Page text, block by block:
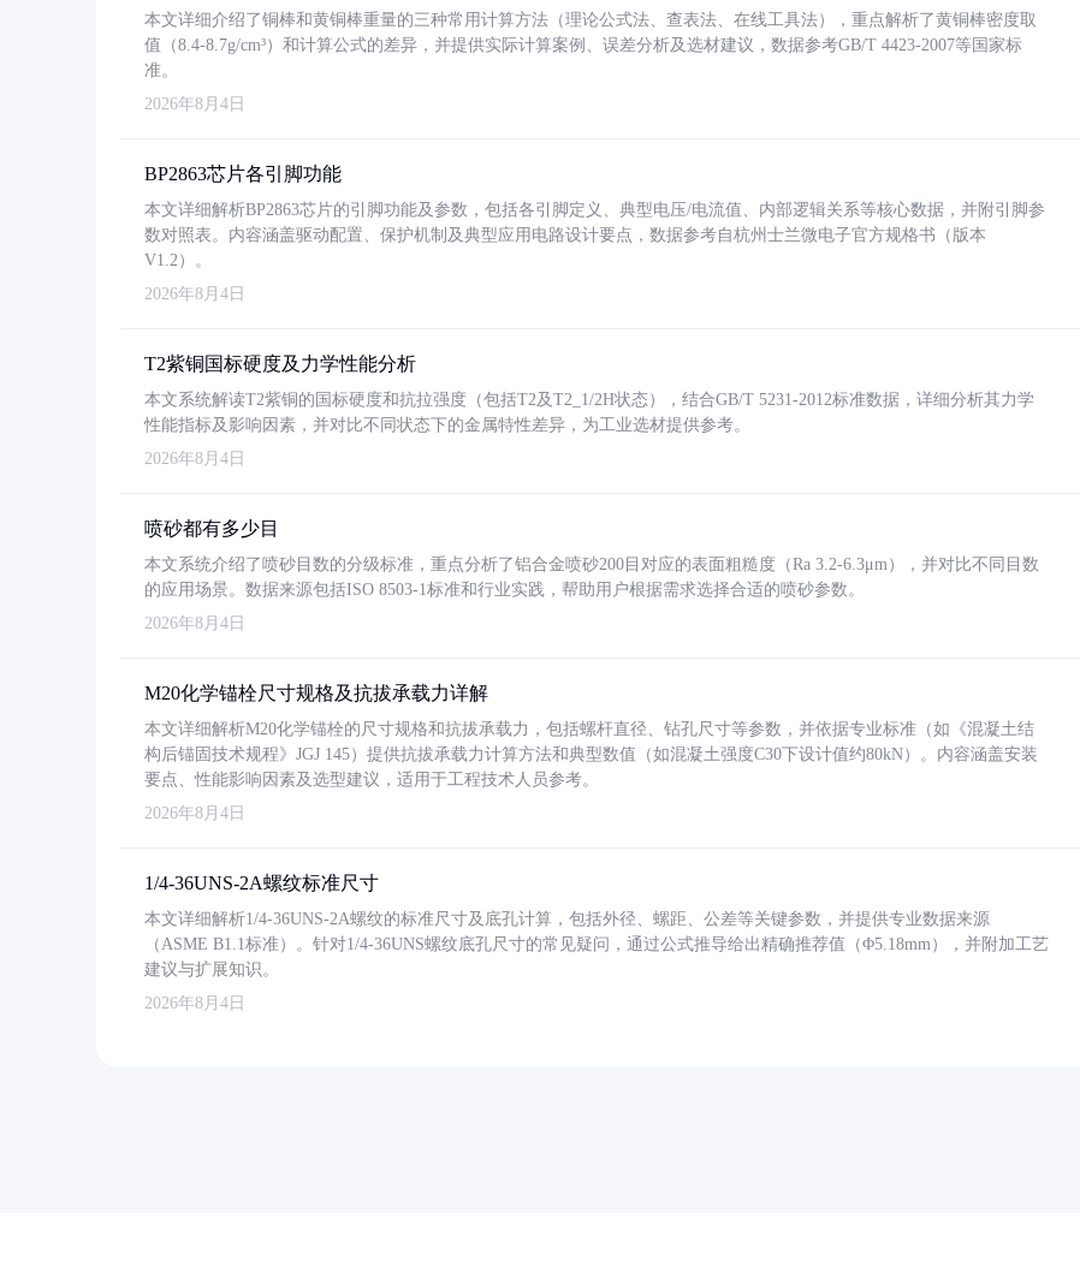
本文详细介绍了铜棒和黄铜棒重量的三种常用计算方法（理论公式法、查表法、在线工具法），重点解析了黄铜棒密度取
值（8.4-8.7g/cm³）和计算公式的差异，并提供实际计算案例、误差分析及选材建议，数据参考GB/T 4423-2007等国家标
准。
2026年8月4日
BP2863芯片各引脚功能
本文详细解析BP2863芯片的引脚功能及参数，包括各引脚定义、典型电压/电流值、内部逻辑关系等核心数据，并附引脚参
数对照表。内容涵盖驱动配置、保护机制及典型应用电路设计要点，数据参考自杭州士兰微电子官方规格书（版本
V1.2）。
2026年8月4日
T2紫铜国标硬度及力学性能分析
本文系统解读T2紫铜的国标硬度和抗拉强度（包括T2及T2_1/2H状态），结合GB/T 5231-2012标准数据，详细分析其力学
性能指标及影响因素，并对比不同状态下的金属特性差异，为工业选材提供参考。
2026年8月4日
喷砂都有多少目
本文系统介绍了喷砂目数的分级标准，重点分析了铝合金喷砂200目对应的表面粗糙度（Ra 3.2-6.3μm），并对比不同目数
的应用场景。数据来源包括ISO 8503-1标准和行业实践，帮助用户根据需求选择合适的喷砂参数。
2026年8月4日
M20化学锚栓尺寸规格及抗拔承载力详解
本文详细解析M20化学锚栓的尺寸规格和抗拔承载力，包括螺杆直径、钻孔尺寸等参数，并依据专业标准（如《混凝土结
构后锚固技术规程》JGJ 145）提供抗拔承载力计算方法和典型数值（如混凝土强度C30下设计值约80kN）。内容涵盖安装
要点、性能影响因素及选型建议，适用于工程技术人员参考。
2026年8月4日
1/4-36UNS-2A螺纹标准尺寸
本文详细解析1/4-36UNS-2A螺纹的标准尺寸及底孔计算，包括外径、螺距、公差等关键参数，并提供专业数据来源
（ASME B1.1标准）。针对1/4-36UNS螺纹底孔尺寸的常见疑问，通过公式推导给出精确推荐值（Φ5.18mm），并附加工艺
建议与扩展知识。
2026年8月4日